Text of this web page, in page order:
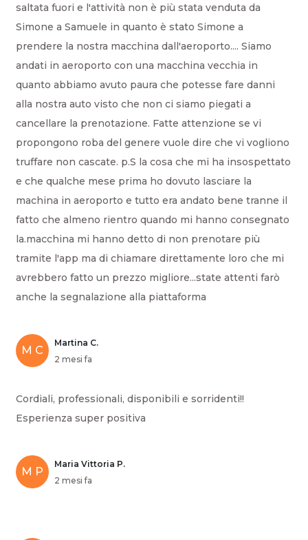
saltata fuori e l'attività non è più stata venduta da
Simone a Samuele in quanto è stato Simone a
prendere la nostra macchina dall'aeroporto.... Siamo
andati in aeroporto con una macchina vecchia in
quanto abbiamo avuto paura che potesse fare danni
alla nostra auto visto che non ci siamo piegati a
cancellare la prenotazione. Fatte attenzione se vi
propongono roba del genere vuole dire che vi vogliono
truffare non cascate. p.S la cosa che mi ha insospettato
e che qualche mese prima ho dovuto lasciare la
machina in aeroporto e tutto era andato bene tranne il
fatto che almeno rientro quando mi hanno consegnato
la.macchina mi hanno detto di non prenotare più
tramite l'app ma di chiamare direttamente loro che mi
avrebbero fatto un prezzo migliore...state attenti farò
anche la segnalazione alla piattaforma
M C
Martina C.
2 mesi fa
Cordiali, professionali, disponibili e sorridenti!!
Esperienza super positiva
M P
Maria Vittoria P.
2 mesi fa